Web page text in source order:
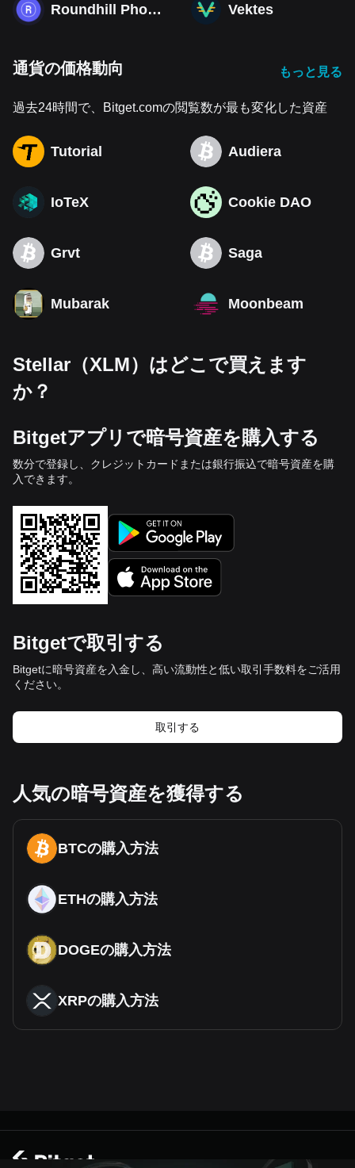
Roundhill Photonics & Optics ETF Vektes
通貨の価格動向 もっと見る
過去24時間で、Bitget.comの閲覧数が最も変化した資産
Tutorial Audiera
IoTeX Cookie DAO
Grvt Saga
Mubarak Moonbeam
Stellar（XLM）はどこで買えます
か？
Bitgetアプリで暗号資産を購入する
数分で登録し、クレジットカードまたは銀行振込で暗号資産を購
入できます。
Bitgetで取引する
Bitgetに暗号資産を入金し、高い流動性と低い取引手数料をご活用
ください。
取引する
人気の暗号資産を獲得する
BTCの購入方法
ETHの購入方法
DOGEの購入方法
XRPの購入方法
© 2026 Bitget